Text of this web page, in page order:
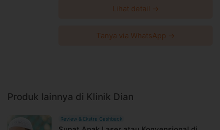
Lihat detail →
Tanya via WhatsApp →
Produk lainnya di Klinik Dian
Review & Ekstra Cashback